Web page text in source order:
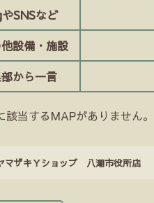
SNSなど
設備・施設
から一言
該当するMAPがありません。
マザキＹショップ 八潮市役所店